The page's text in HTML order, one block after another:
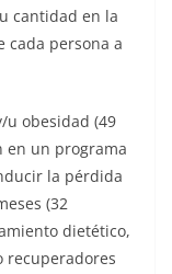
cantidad en la
cada persona a
u obesidad (49
en un programa
la pérdida
(32
dietético,
recuperadores